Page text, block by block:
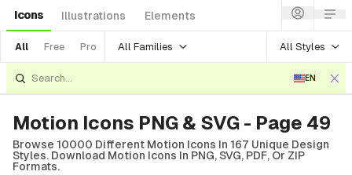
Icons Illustrations Elements
All Free Pro All Families All Styles
EN
Motion Icons PNG & SVG - Page 49
Browse 10000 Different Motion Icons In 167 Unique Design
Styles. Download Motion Icons In PNG, SVG, PDF, Or ZIP
Formats.